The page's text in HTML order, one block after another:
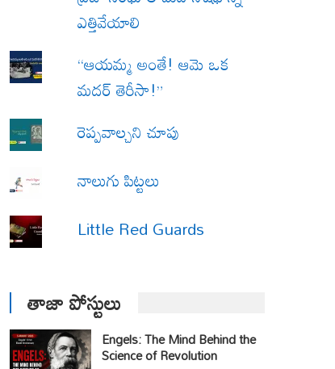
ఎత్తివేయాలి
“ఆయమ్మ అంతే! ఆమె ఒక
మదర్ తెరీసా!”
రెప్పవాల్చని చూపు
నాలుగు పిట్టలు
Little Red Guards
తాజా పోస్టులు
Engels: The Mind Behind the
Science of Revolution